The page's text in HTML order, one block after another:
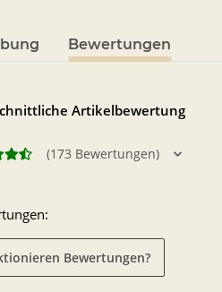
Bewertungen
Artikelbewertung
(173 Bewertungen)
Bewertungen?